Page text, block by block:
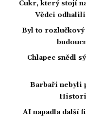
Cukr, který stojí
Vědci
Byl to
Chlapec snědl
Barbaři nebyli
AI napadla další